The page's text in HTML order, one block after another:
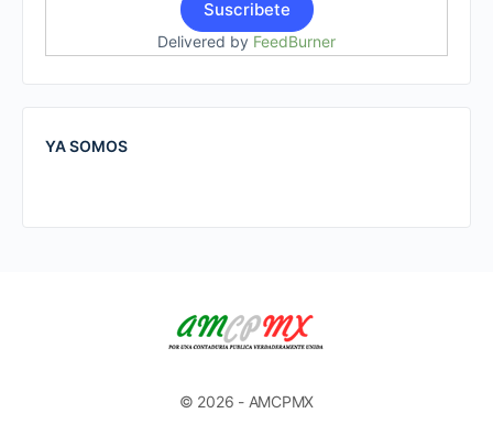
Delivered by FeedBurner
YA SOMOS
© 2026 - AMCPMX